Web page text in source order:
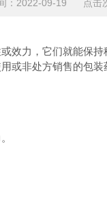
：2022-09-19 点击
效力，它们就能保
或非处方销售的包